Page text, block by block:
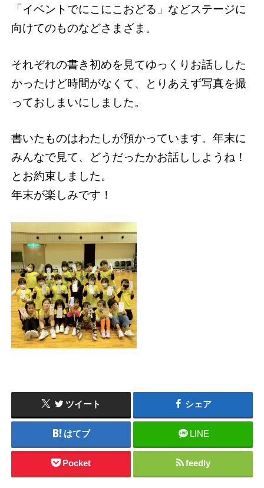
「イベントでにこにこおどる」などステージに
向けてのものなどさまざま。
それぞれの書き初めを見てゆっくりお話しした
かったけど時間がなくて、とりあえず写真を撮
っておしまいにしました。
書いたものはわたしが預かっています。年末に
みんなで見て、どうだったかお話ししようね！
とお約束しました。
年末が楽しみです！
ツイート シェア
はてブ LINE
Pocket feedly